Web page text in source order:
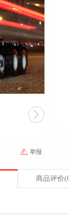

 举报
商品评价